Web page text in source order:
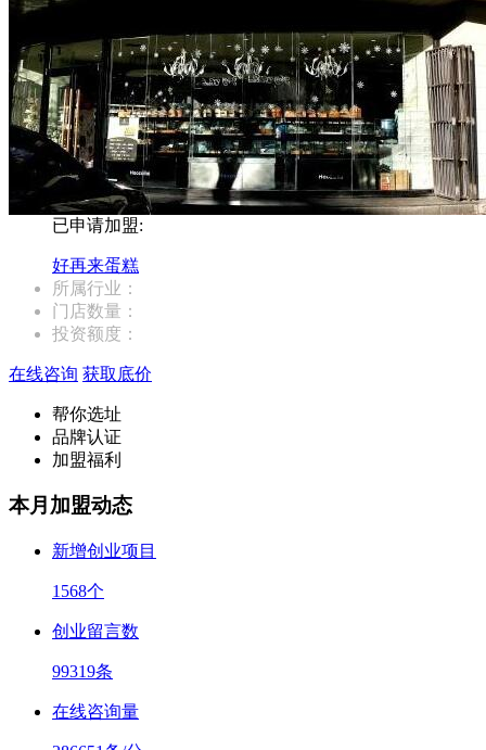
已申请加盟:
好再来蛋糕
所属行业：
门店数量：
投资额度：
在线咨询 获取底价
帮你选址
品牌认证
加盟福利
本月加盟动态
新增创业项目
1568个
创业留言数
99319条
在线咨询量